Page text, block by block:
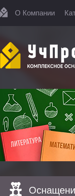
О Компании